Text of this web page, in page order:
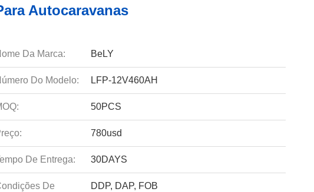
Autocaravanas
Da Marca: BeLY
Do Modelo: LFP-12V460AH
50PCS
780usd
De Entrega: 30DAYS
De
DDP, DAP, FOB